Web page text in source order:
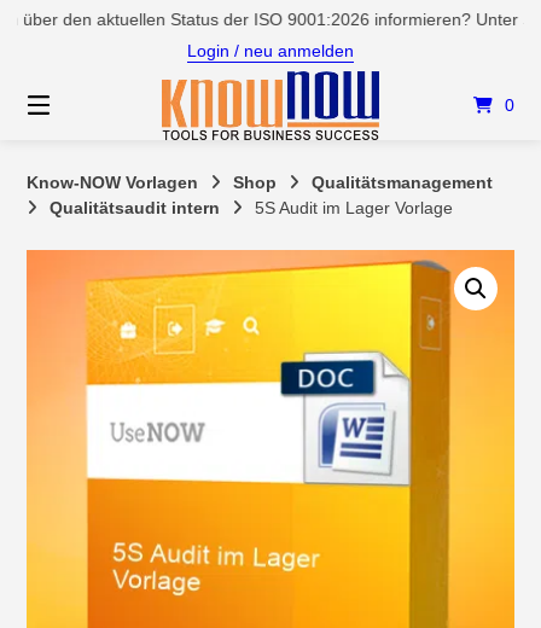
Springen
den aktuellen Status der ISO 9001:2026 informieren? Unter
Login / neu anmelden
0
Know-NOW Vorlagen Shop
Qualitätsmanagement
Qualitätsaudit intern
5S Audit im Lager Vorlage